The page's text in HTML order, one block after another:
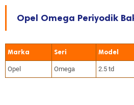
Opel Omega Periyodik
Marka Seri Model
Opel Omega 2.5 td